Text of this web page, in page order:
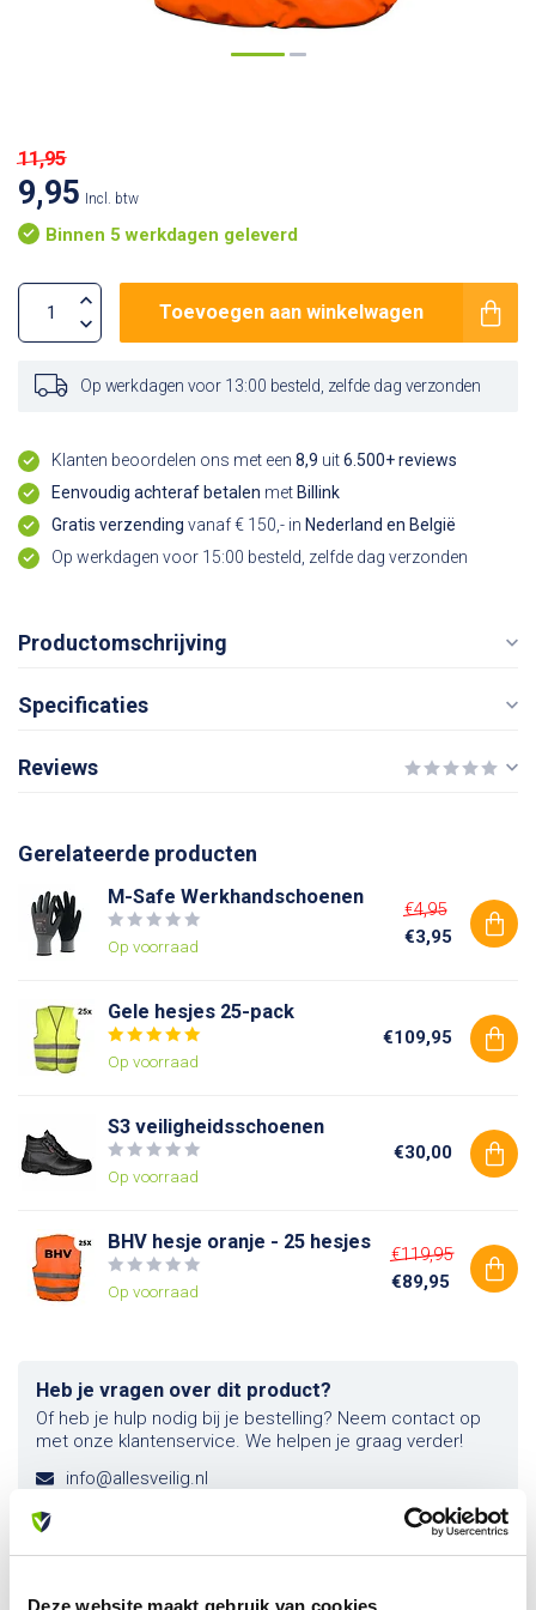
Deze website maakt gebruik van cookies
11,95
9,95 Incl. btw
Binnen 5 werkdagen geleverd
Toevoegen aan winkelwagen
Op werkdagen voor 13:00 besteld, zelfde dag verzonden
Klanten beoordelen ons met een 8,9 uit6.500+ reviews
Eenvoudig achteraf betalen met Billink
Gratis verzending vanaf € 150,- in Nederland en België
Op werkdagen voor 15:00 besteld, zelfde dag verzonden
Productomschrijving
Specificaties
Reviews
Gerelateerde producten
M-Safe Werkhandschoenen
Op voorraad
€4,95
€3,95
Gele hesjes 25-pack
Op voorraad
€109,95
S3 veiligheidsschoenen
Op voorraad
€30,00
BHV hesje oranje - 25 hesjes
Op voorraad
€119,95
€89,95
Heb je vragen over dit product?
Of heb je hulp nodig bij je bestelling? Neem contact op
met onze klantenservice. We helpen je graag verder!
info@allesveilig.nl